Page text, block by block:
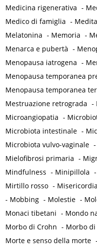
Medicina rigenerativa -
Medico di famiglia -
Melatonina - Memoria -
Menarca e pubertà -
Menopausa iatrogena -
Menopausa temporanea
Menopausa temporanea
Mestruazione retrograda -
Microangiopatia -
Microbiota intestinale -
Microbiota vulvo-vaginale -
Mielofibrosi primaria -
Mindfulness - Minipillola -
Mirtillo rosso - Misericordia
- Mobbing - Molestie -
Monaci tibetani - Mondo
Morbo di Crohn - Morbo di
Morte e senso della morte -